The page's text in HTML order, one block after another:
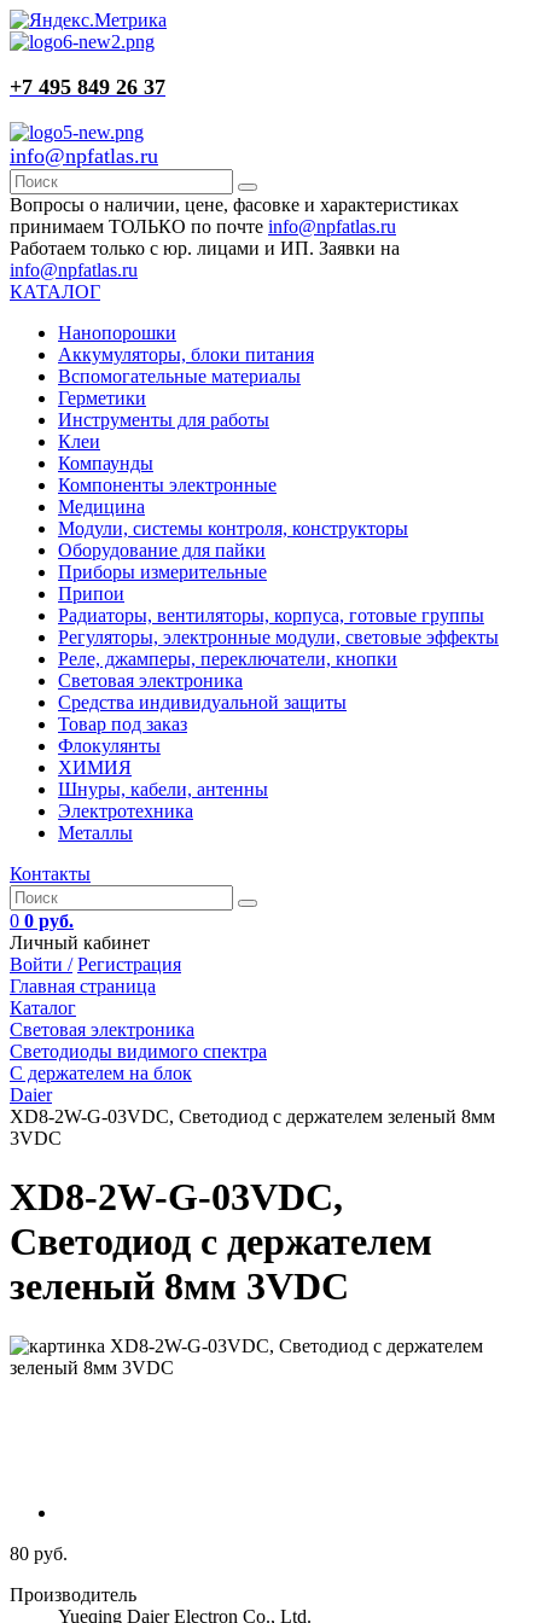
+7 495 849 26 37
info@npfatlas.ru
Вопросы о наличии, цене, фасовке и характеристиках
принимаем ТОЛЬКО по почте info@npfatlas.ru
Работаем только с юр. лицами и ИП. Заявки на
info@npfatlas.ru
КАТАЛОГ
Нанопорошки
Аккумуляторы, блоки питания
Вспомогательные материалы
Герметики
Инструменты для работы
Клеи
Компаунды
Компоненты электронные
Медицина
Модули, системы контроля, конструкторы
Оборудование для пайки
Приборы измерительные
Припои
Радиаторы, вентиляторы, корпуса, готовые группы
Регуляторы, электронные модули, световые эффекты
Реле, джамперы, переключатели, кнопки
Световая электроника
Средства индивидуальной защиты
Товар под заказ
Флокулянты
ХИМИЯ
Шнуры, кабели, антенны
Электротехника
Металлы
Контакты
0 0 руб.
Личный кабинет
Войти / Регистрация
Главная страница
Каталог
Световая электроника
Светодиоды видимого спектра
C держателем на блок
Daier
XD8-2W-G-03VDC, Светодиод с держателем зеленый 8мм
3VDC
XD8-2W-G-03VDC,
Светодиод с держателем
зеленый 8мм 3VDC
80 руб.
Производитель
Yueqing Daier Electron Co., Ltd.